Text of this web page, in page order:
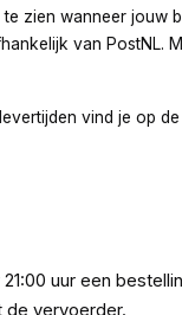
zien wanneer jouw
van PostNL.
vind je op
uur een